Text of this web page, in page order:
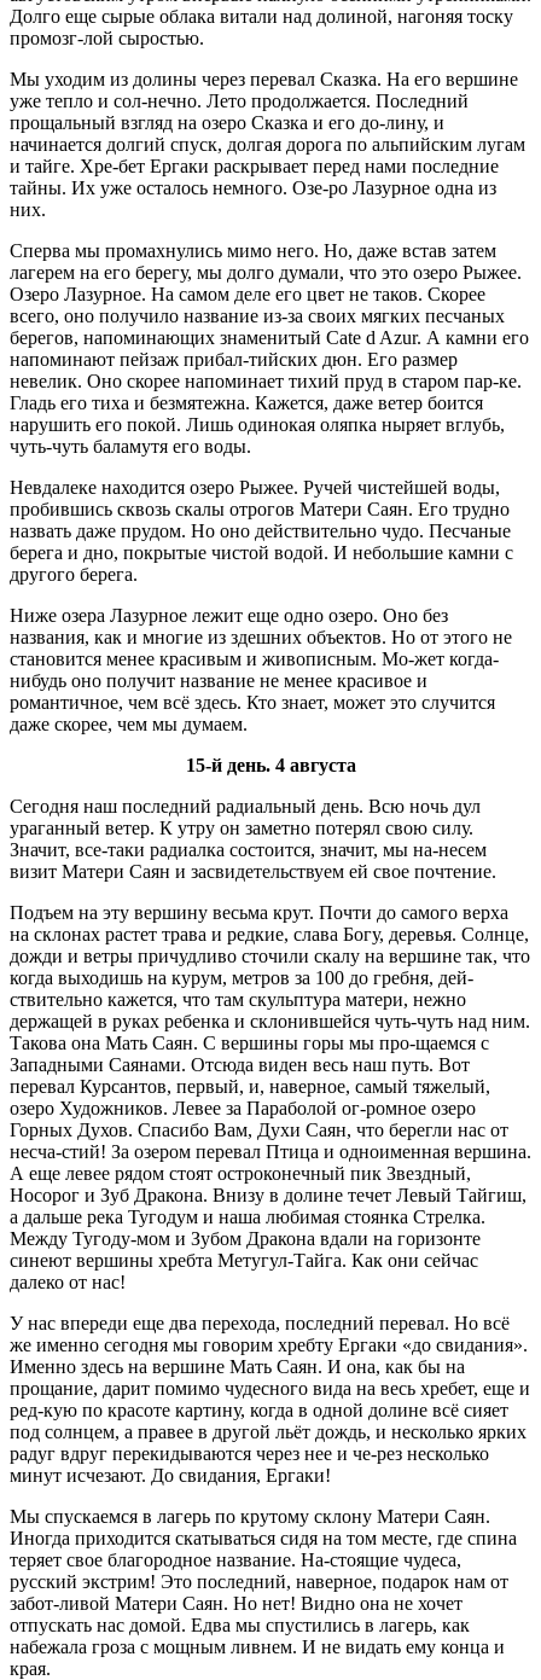
Долго еще сырые облака витали над долиной, нагоняя тоску
промозг-лой сыростью.
Мы уходим из долины через перевал Сказка. На его вершине
уже тепло и сол-нечно. Лето продолжается. Последний
прощальный взгляд на озеро Сказка и его до-лину, и
начинается долгий спуск, долгая дорога по альпийским лугам
и тайге. Хре-бет Ергаки раскрывает перед нами последние
тайны. Их уже осталось немного. Озе-ро Лазурное одна из
них.
Сперва мы промахнулись мимо него. Но, даже встав затем
лагерем на его берегу, мы долго думали, что это озеро Рыжее.
Озеро Лазурное. На самом деле его цвет не таков. Скорее
всего, оно получило название из-за своих мягких песчаных
берегов, напоминающих знаменитый Cate d Azur. А камни его
напоминают пейзаж прибал-тийских дюн. Его размер
невелик. Оно скорее напоминает тихий пруд в старом пар-ке.
Гладь его тиха и безмятежна. Кажется, даже ветер боится
нарушить его покой. Лишь одинокая оляпка ныряет вглубь,
чуть-чуть баламутя его воды.
Невдалеке находится озеро Рыжее. Ручей чистейшей воды,
пробившись сквозь скалы отрогов Матери Саян. Его трудно
назвать даже прудом. Но оно действительно чудо. Песчаные
берега и дно, покрытые чистой водой. И небольшие камни с
другого берега.
Ниже озера Лазурное лежит еще одно озеро. Оно без
названия, как и многие из здешних объектов. Но от этого не
становится менее красивым и живописным. Мо-жет когда-
нибудь оно получит название не менее красивое и
романтичное, чем всё здесь. Кто знает, может это случится
даже скорее, чем мы думаем.
15-й день. 4 августа
Сегодня наш последний радиальный день. Всю ночь дул
ураганный ветер. К утру он заметно потерял свою силу.
Значит, все-таки радиалка состоится, значит, мы на-несем
визит Матери Саян и засвидетельствуем ей свое почтение.
Подъем на эту вершину весьма крут. Почти до самого верха
на склонах растет трава и редкие, слава Богу, деревья. Солнце,
дожди и ветры причудливо сточили скалу на вершине так, что
когда выходишь на курум, метров за 100 до гребня, дей-
ствительно кажется, что там скульптура матери, нежно
держащей в руках ребенка и склонившейся чуть-чуть над ним.
Такова она Мать Саян. С вершины горы мы про-щаемся с
Западными Саянами. Отсюда виден весь наш путь. Вот
перевал Курсантов, первый, и, наверное, самый тяжелый,
озеро Художников. Левее за Параболой ог-ромное озеро
Горных Духов. Спасибо Вам, Духи Саян, что берегли нас от
несча-стий! За озером перевал Птица и одноименная вершина.
А еще левее рядом стоят остроконечный пик Звездный,
Носорог и Зуб Дракона. Внизу в долине течет Левый Тайгиш,
а дальше река Тугодум и наша любимая стоянка Стрелка.
Между Тугоду-мом и Зубом Дракона вдали на горизонте
синеют вершины хребта Метугул-Тайга. Как они сейчас
далеко от нас!
У нас впереди еще два перехода, последний перевал. Но всё
же именно сегодня мы говорим хребту Ергаки «до свидания».
Именно здесь на вершине Мать Саян. И она, как бы на
прощание, дарит помимо чудесного вида на весь хребет, еще и
ред-кую по красоте картину, когда в одной долине всё сияет
под солнцем, а правее в другой льёт дождь, и несколько ярких
радуг вдруг перекидываются через нее и че-рез несколько
минут исчезают. До свидания, Ергаки!
Мы спускаемся в лагерь по крутому склону Матери Саян.
Иногда приходится скатываться сидя на том месте, где спина
теряет свое благородное название. На-стоящие чудеса,
русский экстрим! Это последний, наверное, подарок нам от
забот-ливой Матери Саян. Но нет! Видно она не хочет
отпускать нас домой. Едва мы спустились в лагерь, как
набежала гроза с мощным ливнем. И не видать ему конца и
края.